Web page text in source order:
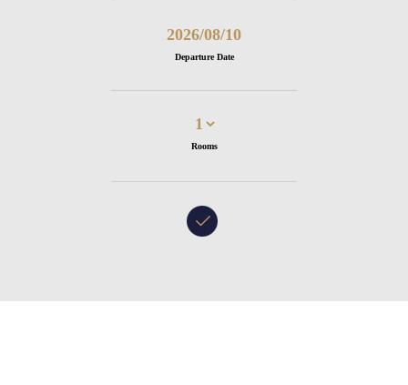
Departure Date
Rooms